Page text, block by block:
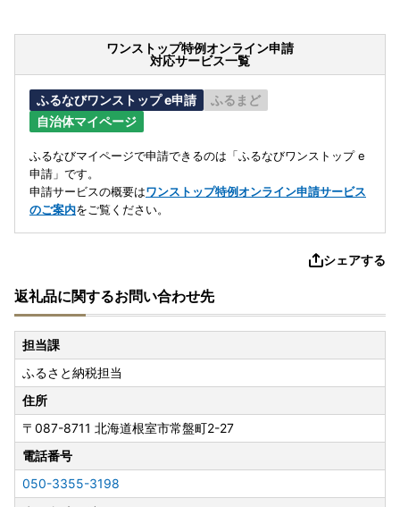
ワンストップ特例オンライン申請
対応サービス一覧
ふるなびワンストップ e申請
ふるまど
自治体マイページ
ふるなびマイページで申請できるのは「ふるなびワンストップ e
申請」です。
申請サービスの概要はワンストップ特例オンライン申請サービス
のご案内をご覧ください。
シェアする
返礼品に関するお問い合わせ先
担当課
ふるさと納税担当
住所
〒087-8711 北海道根室市常盤町2-27
電話番号
050-3355-3198